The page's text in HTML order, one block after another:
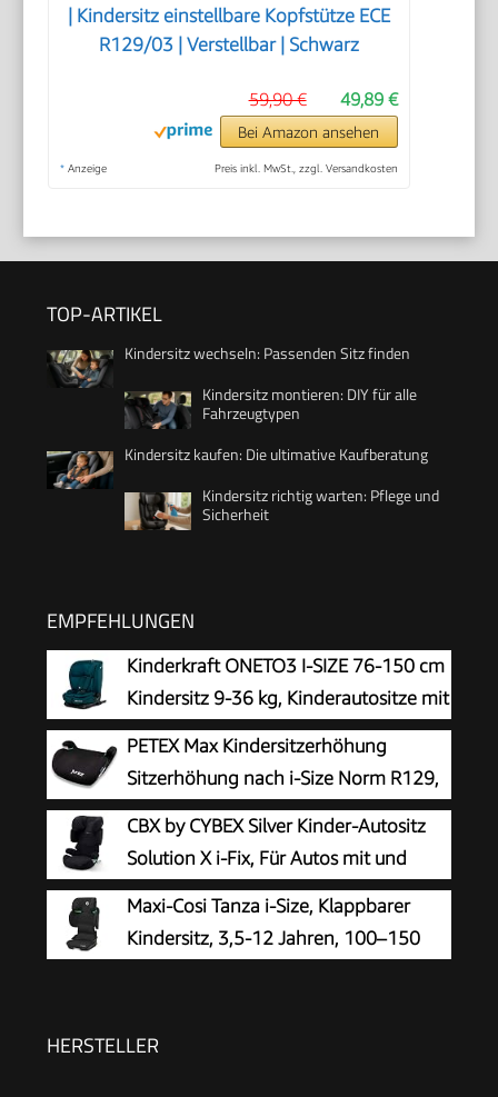
| Kindersitz einstellbare Kopfstütze ECE
R129/03 | Verstellbar | Schwarz
49,89 €
59,90 €
Bei Amazon ansehen
* Anzeige Preis inkl. MwSt., zzgl. Versandkosten
TOP-ARTIKEL
Kindersitz wechseln: Passenden Sitz finden
Kindersitz montieren: DIY für alle
Fahrzeugtypen
Kindersitz kaufen: Die ultimative Kaufberatung
Kindersitz richtig warten: Pflege und
Sicherheit
EMPFEHLUNGEN
Kinderkraft ONETO3 I-SIZE 76-150 cm
Kindersitz 9-36 kg, Kinderautositze mit
isofix, Einstellung der Kopfstütze,
spezielle Sicherheitssysteme, 5 punkt gurte,
Einsatz im set, Blau
PETEX Max Kindersitzerhöhung
Sitzerhöhung nach i-Size Norm R129,
Kindersitz/Autositz für Kinder, schwarz,
1 Stück
CBX by CYBEX Silver Kinder-Autositz
Solution X i-Fix, Für Autos mit und
ohne ISOFIX, Ab ca. 3 bis 12 Jahre
(100 - 150 cm), Ab ca. 15 bis 50 kg, Pure Black
Maxi-Cosi Tanza i-Size, Klappbarer
Kindersitz, 3,5-12 Jahren, 100–150
Seitenaufprallschutz, Umweltfreundliche
HERSTELLER